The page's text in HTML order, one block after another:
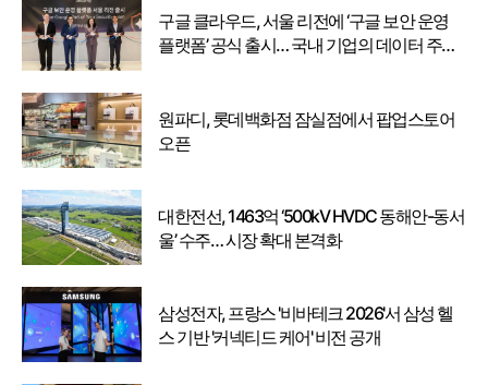
구글 클라우드, 서울 리전에 ‘구글 보안 운영
플랫폼’ 공식 출시… 국내 기업의 데이터 주권
원파디, 롯데백화점 잠실점에서 팝업스토어
오픈
대한전선, 1463억 ‘500kV HVDC 동해안-동서
울’ 수주… 시장 확대 본격화
삼성전자, 프랑스 '비바테크 2026'서 삼성 헬
스 기반 '커넥티드 케어' 비전 공개